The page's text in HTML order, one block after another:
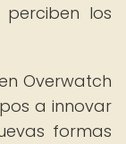
los
Overwatch
a innovar
formas